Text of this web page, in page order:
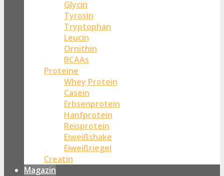
Glycin
Tyrosin
Tryptophan
Leucin
Ornithin
BCAAs
Proteine
Whey Protein
Casein
Erbsenprotein
Hanfprotein
Reisprotein
Eiweißshake
Eiweißriegel
Creatin
Magazin